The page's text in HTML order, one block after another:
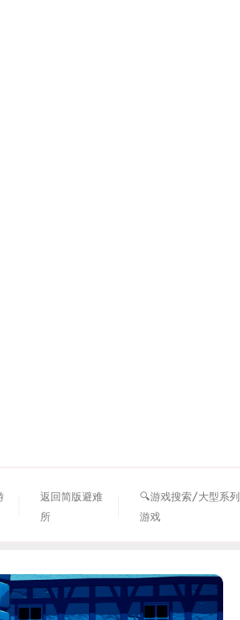
返回简版避难
所
🔍游戏搜索/大型系列
游戏